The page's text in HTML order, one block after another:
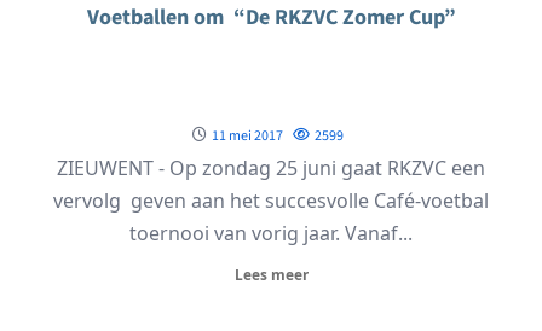
Voetballen om “De RKZVC Zomer Cup”
11 mei 2017 2599
ZIEUWENT - Op zondag 25 juni gaat RKZVC een
vervolg geven aan het succesvolle Café-voetbal
toernooi van vorig jaar. Vanaf...
Lees meer